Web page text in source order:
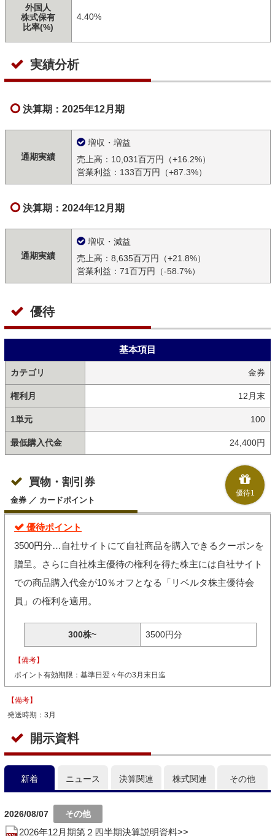
外国人
株式保有
比率(%)
4.40%
実績分析
決算期：2025年12月期
通期実績
増収・増益
売上高：10,031百万円（+16.2%）
営業利益：133百万円（+87.3%）
決算期：2024年12月期
通期実績
増収・減益
売上高：8,635百万円（+21.8%）
営業利益：71百万円（-58.7%）
優待
基本項目
カテゴリ 金券
権利月 12月末
1単元 100
最低購入代金 24,400円
優待1
買物・割引券
金券 ／ カードポイント
優待ポイント
3500円分…自社サイトにて自社商品を購入できるクーポンを
贈呈。さらに自社株主優待の権利を得た株主には自社サイト
での商品購入代金が10％オフとなる「リベルタ株主優待会
員」の権利を適用。
300株~ 3500円分
【備考】
ポイント有効期限：基準日翌々年の3月末日迄
【備考】
発送時期：3月
開示資料
新着 ニュース 決算関連 株式関連 その他
2026/08/07
2026年12月期第２四半期決算説明資料